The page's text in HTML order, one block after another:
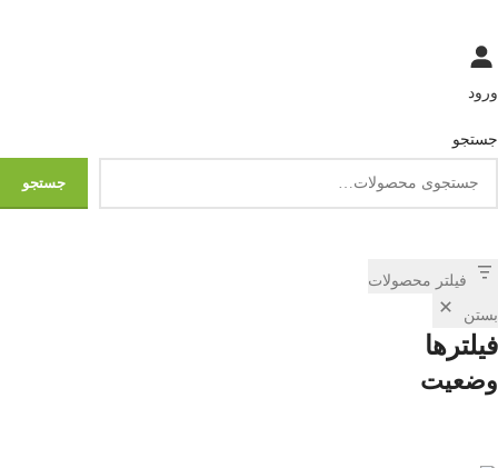
ورود
جستجو
جستجو
فیلتر محصولات
بستن
فیلترها
وضعیت